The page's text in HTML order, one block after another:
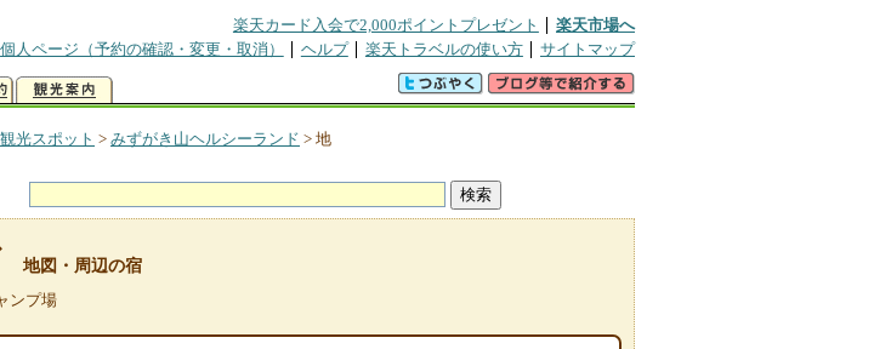
楽天カード入会で2,000ポイントプレゼント
楽天市場へ
個人ページ（予約の確認・変更・取消） ヘルプ 楽天トラベルの使い方 サイトマップ
光スポット > みずがき山ヘルシーランド > 地
地図・周辺の宿
ンプ場